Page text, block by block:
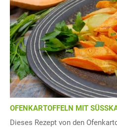
OFENKARTOFFELN MIT
Dieses Rezept von den